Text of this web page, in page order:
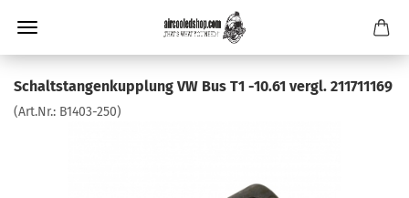
Schaltstangenkupplung VW Bus T1 -10.61 vergl. 211711169
(Art.Nr.: B1403-250)